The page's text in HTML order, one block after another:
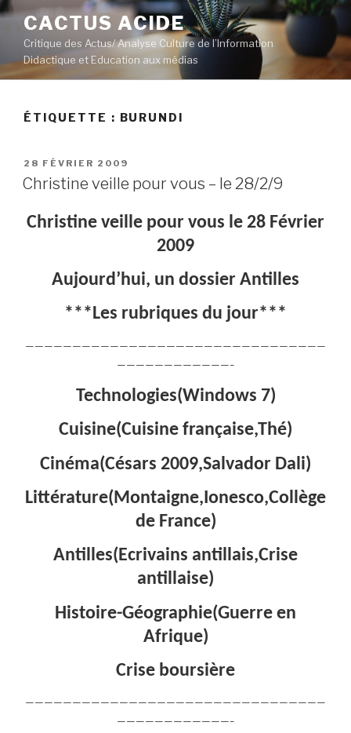
Aller
contenu
principal
CACTUS ACIDE
Critique des Actus/ Analyse Culture de l’Information
Didactique et Education aux médias
ÉTIQUETTE : BURUNDI
PUBLIÉ
LE
28 FÉVRIER 2009
Christine veille pour vous – le 28/2/9
Christine veille pour vous le 28 Février
2009
Aujourd’hui, un dossier Antilles
***Les rubriques du jour***
————————————————————————————————
————————————–
Technologies(Windows 7)
Cuisine(Cuisine française,Thé)
Cinéma(Césars 2009,Salvador Dali)
Littérature(Montaigne,Ionesco,Collège
de France)
Antilles(Ecrivains antillais,Crise
antillaise)
Histoire-Géographie(Guerre en
Afrique)
Crise boursière
————————————————————————————————
————————————–